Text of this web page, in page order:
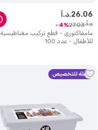
مامفاكتوري - قطع تركيب مغناطيسية
للأطفال - عدد 100
د.أ.26.06
د.أ. 27.03
4
قابلة للتخصيص